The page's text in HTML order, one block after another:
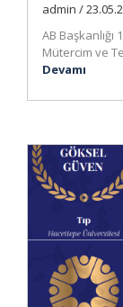
admin /
AB Başkanlığı
Mütercim ve
Devamı